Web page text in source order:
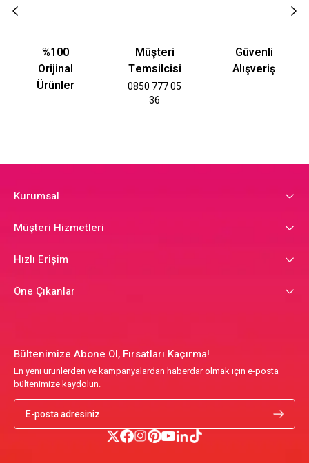
%100
Orijinal
Ürünler
Müşteri
Temsilcisi
0850 777 05
36
Güvenli
Alışveriş
Kurumsal
Müşteri Hizmetleri
Hızlı Erişim
Öne Çıkanlar
Bültenimize Abone Ol, Fırsatları Kaçırma!
En yeni ürünlerden ve kampanyalardan haberdar olmak için e-posta
bültenimize kaydolun.